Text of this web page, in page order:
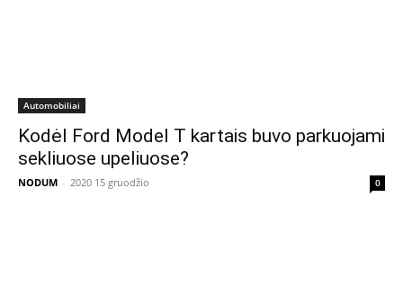
Automobiliai
Kodėl Ford Model T kartais buvo parkuojami
sekliuose upeliuose?
NODUM - 2020 15 gruodžio 0